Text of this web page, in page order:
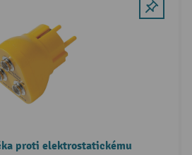
proti elektrostatickému